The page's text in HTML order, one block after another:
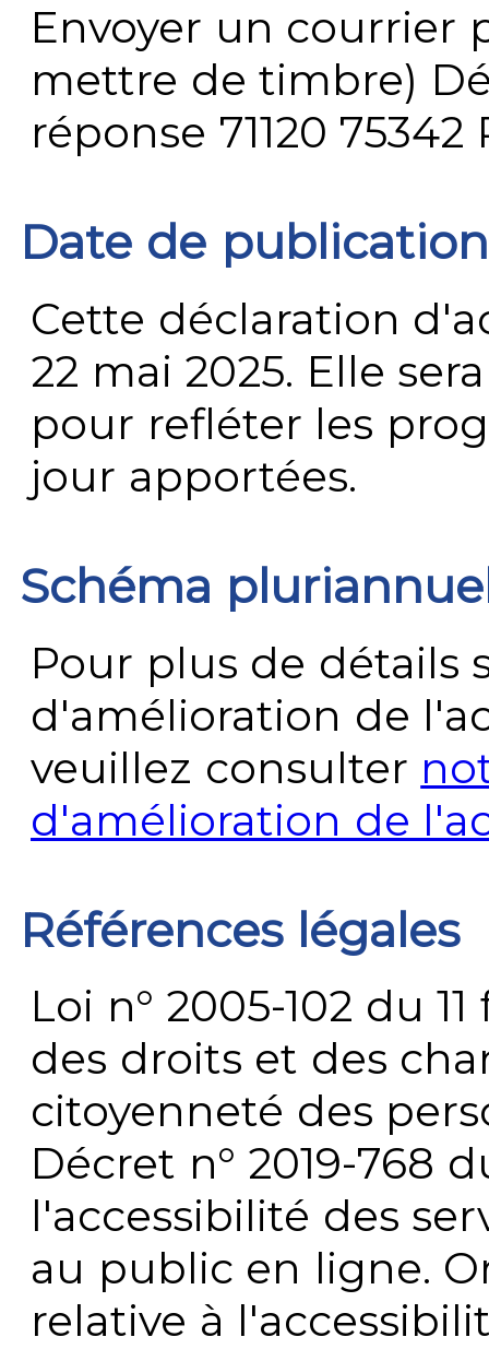
Envoyer un courrier
mettre de timbre)
réponse 71120 75342
Date de publication
Cette déclaration
22 mai 2025. Elle
pour refléter les
jour apportées.
Schéma
Pour plus de détails
d'amélioration de
veuillez consulter
d'amélioration de
Références légales
Loi n° 2005-102 du
des droits et des
citoyenneté des
Décret n° 2019-768
l'accessibilité des
au public en ligne.
relative à